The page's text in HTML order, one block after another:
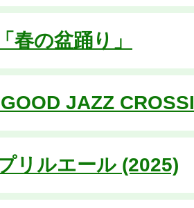
春の盆踊り」
JAZZ
リルエール (2025)